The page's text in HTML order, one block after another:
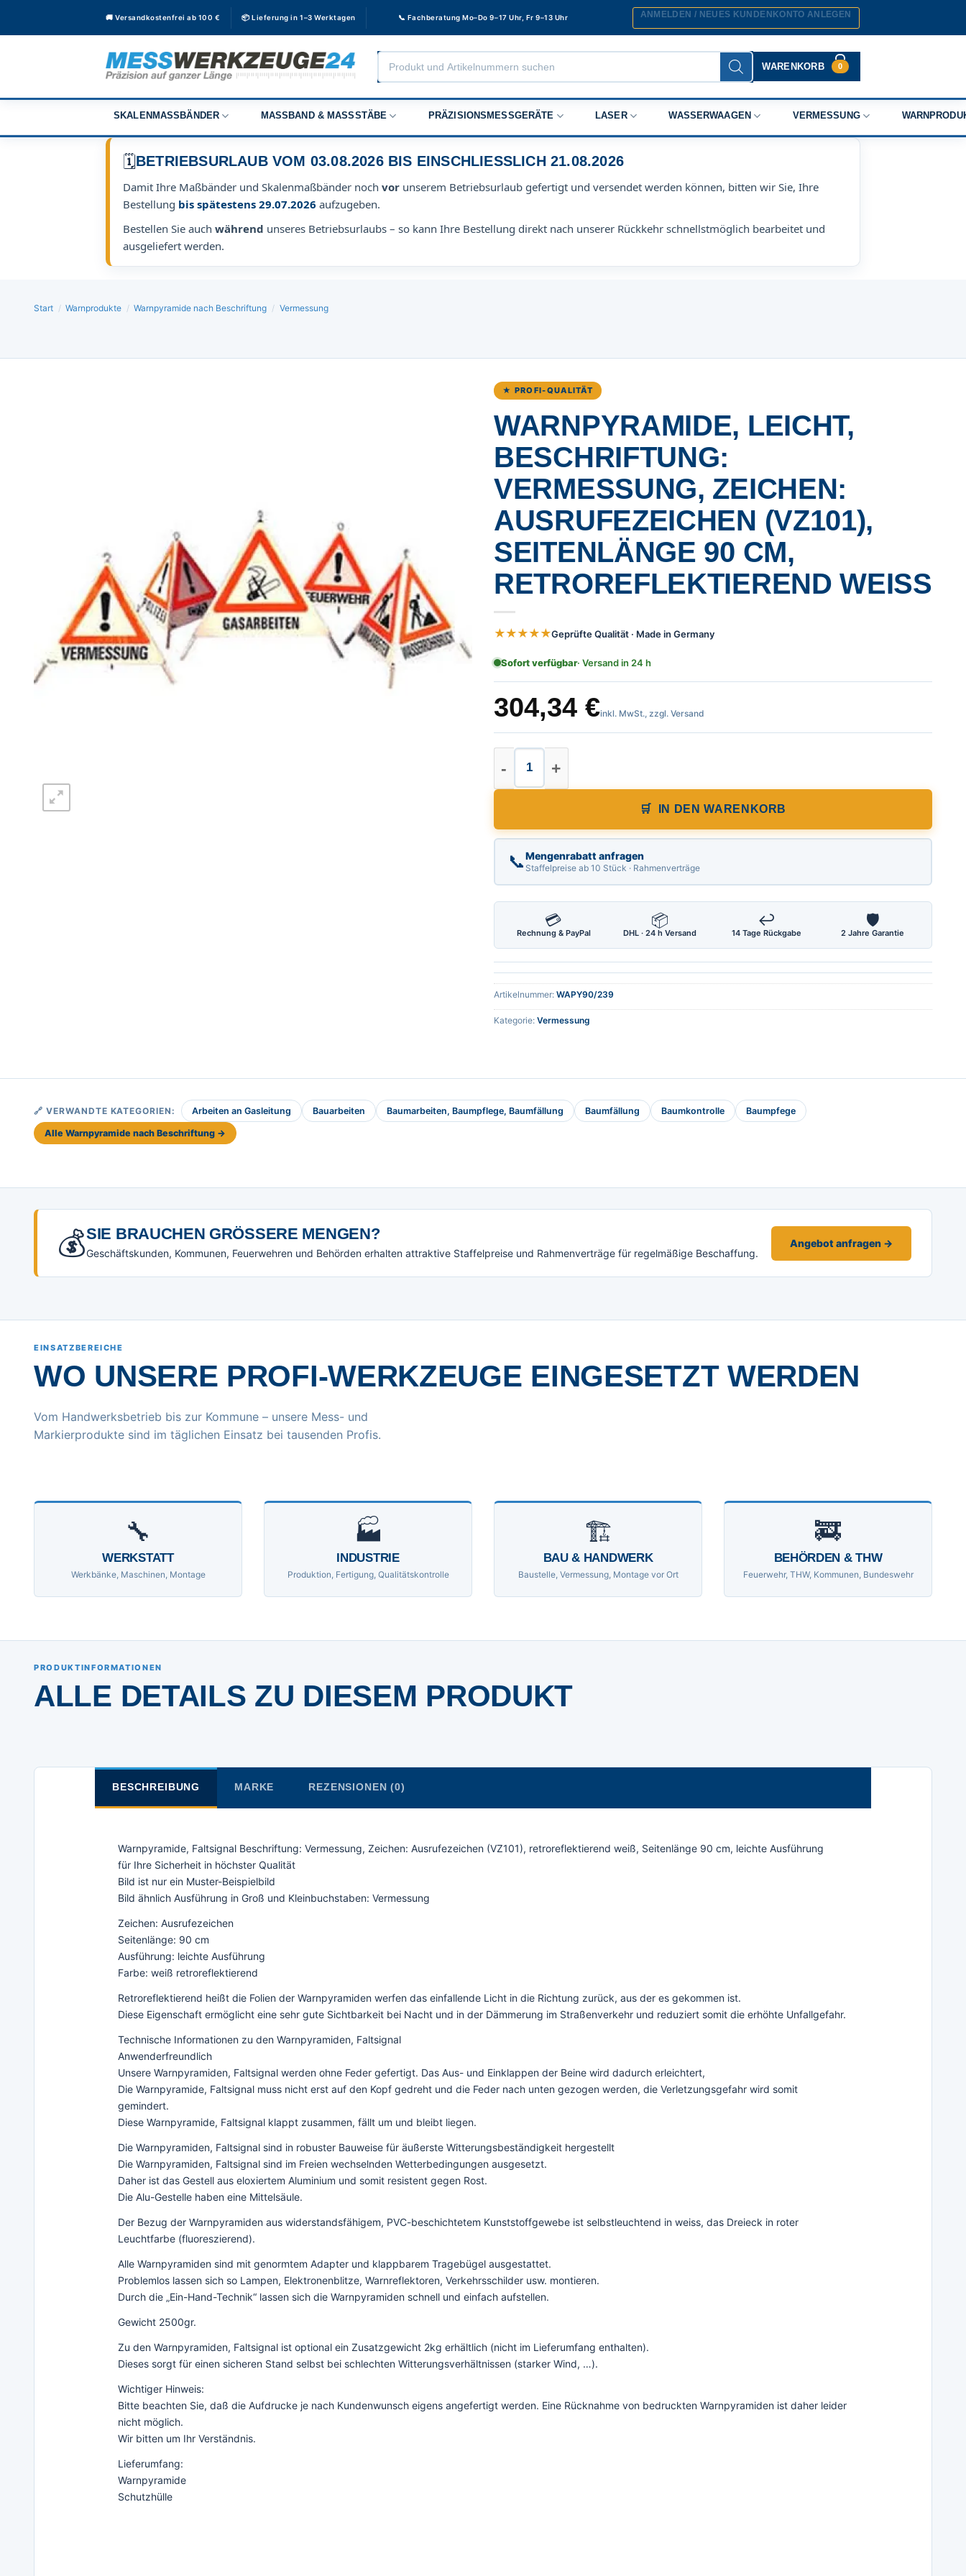
🚚 Versandkostenfrei ab 100 € 📦 Lieferung in 1–3 Werktagen 📞 Fachberatung Mo–Do 9–17 Uhr, Fr 9–13 Uhr ANMELDEN / NEUES KUNDENKONTO ANLEGEN
Products
search
WARENKORB 0
SKALENMASSBÄNDER MASSBAND & MASSSTÄBE PRÄZISIONSMESSGERÄTE LASER WASSERWAAGEN VERMESSUNG
🗓️BETRIEBSURLAUB VOM 03.08.2026 BIS EINSCHLIESSLICH 21.08.2026
Damit Ihre Maßbänder und Skalenmaßbänder noch vor unserem Betriebsurlaub gefertigt und versendet werden können, bitten wir Sie, Ihre
Bestellung bis spätestens 29.07.2026 aufzugeben.
Bestellen Sie auch während unseres Betriebsurlaubs – so kann Ihre Bestellung direkt nach unserer Rückkehr schnellstmöglich bearbeitet und
ausgeliefert werden.
Start / Warnprodukte / Warnpyramide nach Beschriftung / Vermessung
★ PROFI-QUALITÄT
WARNPYRAMIDE, LEICHT,
BESCHRIFTUNG:
VERMESSUNG, ZEICHEN:
AUSRUFEZEICHEN (VZ101),
SEITENLÄNGE 90 CM,
RETROREFLEKTIEREND WEISS
★★★★★Geprüfte Qualität · Made in Germany
Sofort verfügbar· Versand in 24 h
304,34 €inkl. MwSt., zzgl. Versand
Warnpyramide, leicht, Beschriftung: Vermessung, Zeichen:
IN DEN WARENKORB
📞Mengenrabatt anfragen
Staffelpreise ab 10 Stück · Rahmenverträge
💳
Rechnung & PayPal
📦
DHL · 24 h Versand
↩
14 Tage Rückgabe
🛡
2 Jahre Garantie
Artikelnummer: WAPY90/239
Kategorie: Vermessung
🔗 VERWANDTE KATEGORIEN: Arbeiten an Gasleitung Bauarbeiten Baumarbeiten, Baumpflege, Baumfällung Baumfällung Baumkontrolle Baumpfege
Alle Warnpyramide nach Beschriftung →
💰SIE BRAUCHEN GRÖSSERE MENGEN?
Geschäftskunden, Kommunen, Feuerwehren und Behörden erhalten attraktive Staffelpreise und Rahmenverträge für regelmäßige Beschaffung.
Angebot anfragen →
EINSATZBEREICHE
WO UNSERE PROFI-WERKZEUGE EINGESETZT WERDEN
Vom Handwerksbetrieb bis zur Kommune – unsere Mess- und
Markierprodukte sind im täglichen Einsatz bei tausenden Profis.
🔧
WERKSTATT
Werkbänke, Maschinen, Montage
🏭
INDUSTRIE
Produktion, Fertigung, Qualitätskontrolle
🏗
BAU & HANDWERK
Baustelle, Vermessung, Montage vor Ort
🚒
BEHÖRDEN & THW
Feuerwehr, THW, Kommunen, Bundeswehr
PRODUKTINFORMATIONEN
ALLE DETAILS ZU DIESEM PRODUKT
BESCHREIBUNG MARKE REZENSIONEN (0)
Warnpyramide, Faltsignal Beschriftung: Vermessung, Zeichen: Ausrufezeichen (VZ101), retroreflektierend weiß, Seitenlänge 90 cm, leichte Ausführung
für Ihre Sicherheit in höchster Qualität
Bild ist nur ein Muster-Beispielbild
Bild ähnlich Ausführung in Groß und Kleinbuchstaben: Vermessung
Zeichen: Ausrufezeichen
Seitenlänge: 90 cm
Ausführung: leichte Ausführung
Farbe: weiß retroreflektierend
Retroreflektierend heißt die Folien der Warnpyramiden werfen das einfallende Licht in die Richtung zurück, aus der es gekommen ist.
Diese Eigenschaft ermöglicht eine sehr gute Sichtbarkeit bei Nacht und in der Dämmerung im Straßenverkehr und reduziert somit die erhöhte Unfallgefahr.
Technische Informationen zu den Warnpyramiden, Faltsignal
Anwenderfreundlich
Unsere Warnpyramiden, Faltsignal werden ohne Feder gefertigt. Das Aus- und Einklappen der Beine wird dadurch erleichtert,
Die Warnpyramide, Faltsignal muss nicht erst auf den Kopf gedreht und die Feder nach unten gezogen werden, die Verletzungsgefahr wird somit
gemindert.
Diese Warnpyramide, Faltsignal klappt zusammen, fällt um und bleibt liegen.
Die Warnpyramiden, Faltsignal sind in robuster Bauweise für äußerste Witterungsbeständigkeit hergestellt
Die Warnpyramiden, Faltsignal sind im Freien wechselnden Wetterbedingungen ausgesetzt.
Daher ist das Gestell aus eloxiertem Aluminium und somit resistent gegen Rost.
Die Alu-Gestelle haben eine Mittelsäule.
Der Bezug der Warnpyramiden aus widerstandsfähigem, PVC-beschichtetem Kunststoffgewebe ist selbstleuchtend in weiss, das Dreieck in roter
Leuchtfarbe (fluoreszierend).
Alle Warnpyramiden sind mit genormtem Adapter und klappbarem Tragebügel ausgestattet.
Problemlos lassen sich so Lampen, Elektronenblitze, Warnreflektoren, Verkehrsschilder usw. montieren.
Durch die „Ein-Hand-Technik“ lassen sich die Warnpyramiden schnell und einfach aufstellen.
Gewicht 2500gr.
Zu den Warnpyramiden, Faltsignal ist optional ein Zusatzgewicht 2kg erhältlich (nicht im Lieferumfang enthalten).
Dieses sorgt für einen sicheren Stand selbst bei schlechten Witterungsverhältnissen (starker Wind, …).
Wichtiger Hinweis:
Bitte beachten Sie, daß die Aufdrucke je nach Kundenwunsch eigens angefertigt werden. Eine Rücknahme von bedruckten Warnpyramiden ist daher leider
nicht möglich.
Wir bitten um Ihr Verständnis.
Lieferumfang:
Warnpyramide
Schutzhülle